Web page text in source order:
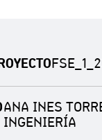
ANA INES
INGENIERÍA